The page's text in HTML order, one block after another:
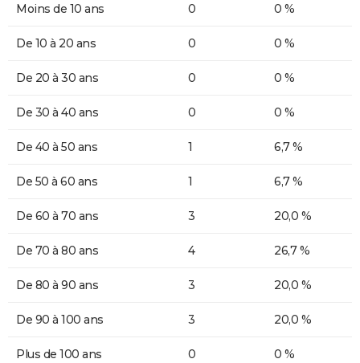
Moins de 10 ans 0 0 %
De 10 à 20 ans 0 0 %
De 20 à 30 ans 0 0 %
De 30 à 40 ans 0 0 %
De 40 à 50 ans 1 6,7 %
De 50 à 60 ans 1 6,7 %
De 60 à 70 ans 3 20,0 %
De 70 à 80 ans 4 26,7 %
De 80 à 90 ans 3 20,0 %
De 90 à 100 ans 3 20,0 %
Plus de 100 ans 0 0 %